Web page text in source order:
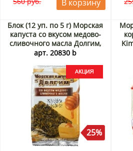
В корзину
Блок (12 уп. по 5 г) Морская
капуста со вкусом медово-
сливочного масла Долгим,
Корея, 5 г х 12 шт. Акция
арт. 20830 b
25%